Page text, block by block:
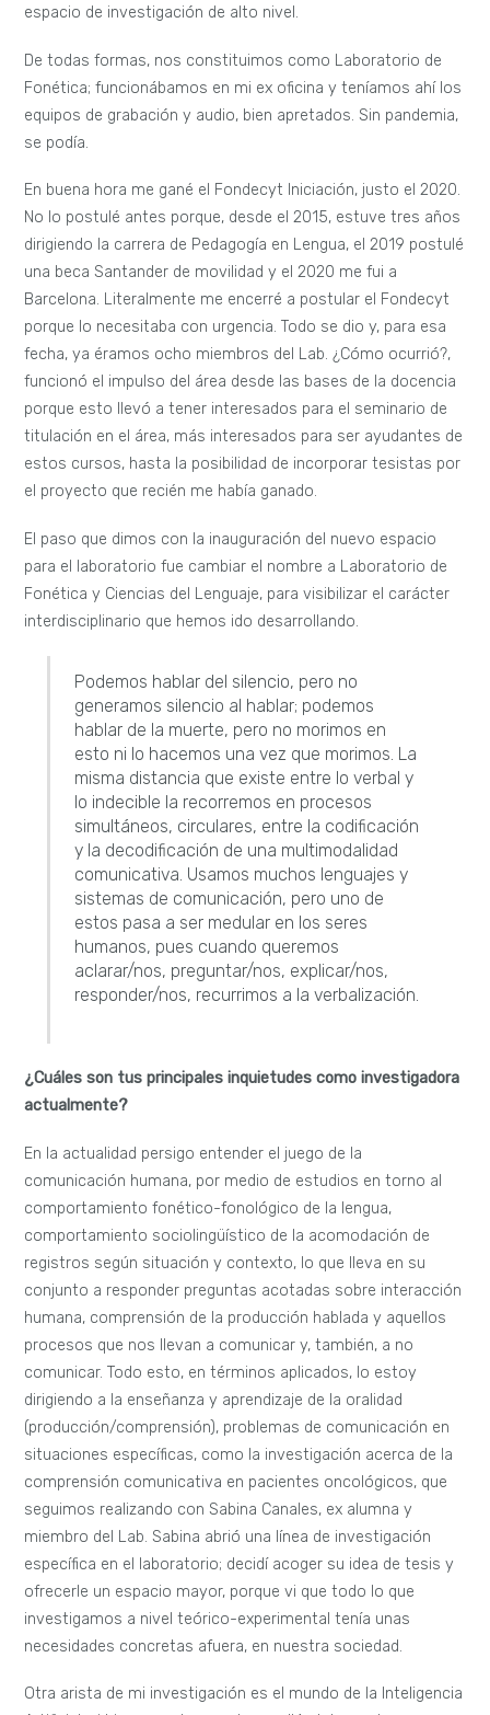
espacio de investigación de alto nivel.
De todas formas, nos constituimos como Laboratorio de
Fonética; funcionábamos en mi ex oficina y teníamos ahí los
equipos de grabación y audio, bien apretados. Sin pandemia,
se podía.
En buena hora me gané el Fondecyt Iniciación, justo el 2020.
No lo postulé antes porque, desde el 2015, estuve tres años
dirigiendo la carrera de Pedagogía en Lengua, el 2019 postulé
una beca Santander de movilidad y el 2020 me fui a
Barcelona. Literalmente me encerré a postular el Fondecyt
porque lo necesitaba con urgencia. Todo se dio y, para esa
fecha, ya éramos ocho miembros del Lab. ¿Cómo ocurrió?,
funcionó el impulso del área desde las bases de la docencia
porque esto llevó a tener interesados para el seminario de
titulación en el área, más interesados para ser ayudantes de
estos cursos, hasta la posibilidad de incorporar tesistas por
el proyecto que recién me había ganado.
El paso que dimos con la inauguración del nuevo espacio
para el laboratorio fue cambiar el nombre a Laboratorio de
Fonética y Ciencias del Lenguaje, para visibilizar el carácter
interdisciplinario que hemos ido desarrollando.
Podemos hablar del silencio, pero no
generamos silencio al hablar; podemos
hablar de la muerte, pero no morimos en
esto ni lo hacemos una vez que morimos. La
misma distancia que existe entre lo verbal y
lo indecible la recorremos en procesos
simultáneos, circulares, entre la codificación
y la decodificación de una multimodalidad
comunicativa. Usamos muchos lenguajes y
sistemas de comunicación, pero uno de
estos pasa a ser medular en los seres
humanos, pues cuando queremos
aclarar/nos, preguntar/nos, explicar/nos,
responder/nos, recurrimos a la verbalización.
¿Cuáles son tus principales inquietudes como investigadora
actualmente?
En la actualidad persigo entender el juego de la
comunicación humana, por medio de estudios en torno al
comportamiento fonético-fonológico de la lengua,
comportamiento sociolingüístico de la acomodación de
registros según situación y contexto, lo que lleva en su
conjunto a responder preguntas acotadas sobre interacción
humana, comprensión de la producción hablada y aquellos
procesos que nos llevan a comunicar y, también, a no
comunicar. Todo esto, en términos aplicados, lo estoy
dirigiendo a la enseñanza y aprendizaje de la oralidad
(producción/comprensión), problemas de comunicación en
situaciones específicas, como la investigación acerca de la
comprensión comunicativa en pacientes oncológicos, que
seguimos realizando con Sabina Canales, ex alumna y
miembro del Lab. Sabina abrió una línea de investigación
específica en el laboratorio; decidí acoger su idea de tesis y
ofrecerle un espacio mayor, porque vi que todo lo que
investigamos a nivel teórico-experimental tenía unas
necesidades concretas afuera, en nuestra sociedad.
Otra arista de mi investigación es el mundo de la Inteligencia